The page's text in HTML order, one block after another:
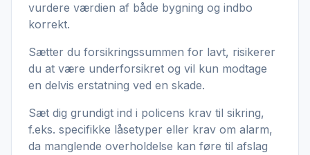
vurdere værdien af både bygning og indbo
korrekt.
Sætter du forsikringssummen for lavt, risikerer
du at være underforsikret og vil kun modtage
en delvis erstatning ved en skade.
Sæt dig grundigt ind i policens krav til sikring,
f.eks. specifikke låsetyper eller krav om alarm,
da manglende overholdelse kan føre til afslag